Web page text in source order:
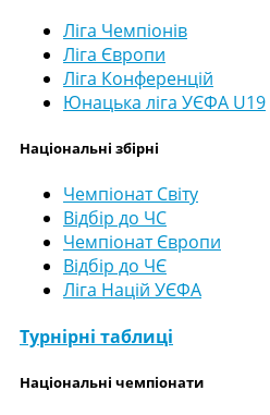
Ліга Чемпіонів
Ліга Європи
Ліга Конференцій
Юнацька ліга УЄФА U19
Національні збірні
Чемпіонат Світу
Відбір до ЧС
Чемпіонат Європи
Відбір до ЧЄ
Ліга Націй УЄФА
Турнірні таблиці
Національні чемпіонати